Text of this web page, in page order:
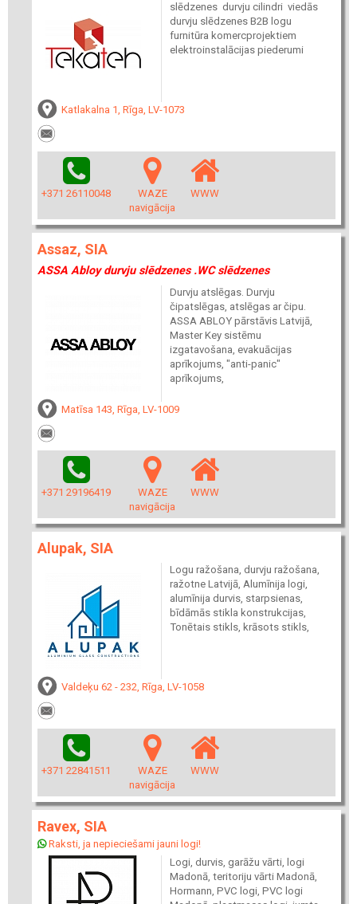
slēdzenes durvju cilindri viedās
durvju slēdzenes B2B logu
furnitūra komercprojektiem
elektroinstalācijas piederumi
Katlakalna 1, Rīga, LV-1073
+371 26110048
WAZE
navigācija
WWW
Assaz, SIA
ASSA Abloy durvju slēdzenes .WC slēdzenes
Durvju atslēgas. Durvju
čipatslēgas, atslēgas ar čipu.
ASSA ABLOY pārstāvis Latvijā,
Master Key sistēmu
izgatavošana, evakuācijas
aprīkojums, "anti-panic"
aprīkojums,
Matīsa 143, Rīga, LV-1009
+371 29196419
WAZE
navigācija
WWW
Alupak, SIA
Logu ražošana, durvju ražošana,
ražotne Latvijā, Alumīnija logi,
alumīnija durvis, starpsienas,
bīdāmās stikla konstrukcijas,
Tonētais stikls, krāsots stikls,
Valdeķu 62 - 232, Rīga, LV-1058
+371 22841511
WAZE
navigācija
WWW
Ravex, SIA
Raksti, ja nepieciešami jauni logi!
Logi, durvis, garāžu vārti, logi
Madonā, teritoriju vārti Madonā,
Hormann, PVC logi, PVC logi